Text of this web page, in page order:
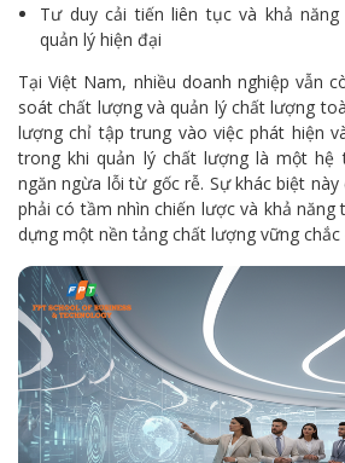
Tư duy cải tiến liên tục và khả
quản lý hiện đại
Tại Việt Nam, nhiều doanh nghiệp vẫn
soát chất lượng và quản lý chất lượng
lượng chỉ tập trung vào việc phát hiện
trong khi quản lý chất lượng là một hệ
ngăn ngừa lỗi từ gốc rễ. Sự khác biệt
phải có tầm nhìn chiến lược và khả năng
dựng một nền tảng chất lượng vững chắc